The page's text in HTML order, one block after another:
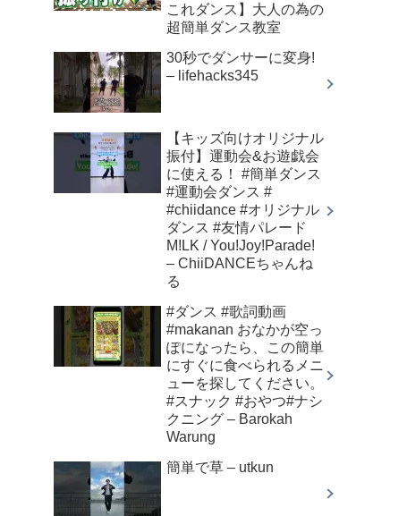
これダンス】大人の為の
超簡単ダンス教室
30秒でダンサーに変身!
– lifehacks345
【キッズ向けオリジナル
振付】運動会&お遊戯会
に使える！ #簡単ダンス
#運動会ダンス #
#chiidance #オリジナル
ダンス #友情パレード
M!LK / You!Joy!Parade!
– ChiiDANCEちゃんね
る
#ダンス #歌詞動画
#makanan おなかが空っ
ぽになったら、この簡単
にすぐに食べられるメニ
ューを探してください。
#スナック #おやつ#ナシ
クニング – Barokah
Warung
簡単で草 – utkun